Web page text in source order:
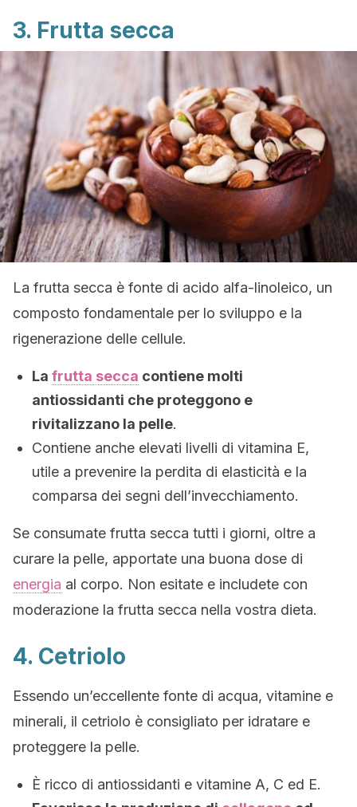
3. Frutta secca
La frutta secca è fonte di acido alfa-linoleico, un
composto fondamentale per lo sviluppo e la
rigenerazione delle cellule.
La frutta secca contiene molti
antiossidanti che proteggono e
rivitalizzano la pelle.
Contiene anche elevati livelli di vitamina E,
utile a prevenire la perdita di elasticità e la
comparsa dei segni dell’invecchiamento.
Se consumate frutta secca tutti i giorni, oltre a
curare la pelle, apportate una buona dose di
energia al corpo. Non esitate e includete con
moderazione la frutta secca nella vostra dieta.
4. Cetriolo
Essendo un’eccellente fonte di acqua, vitamine e
minerali, il cetriolo è consigliato per idratare e
proteggere la pelle.
È ricco di antiossidanti e vitamine A, C ed E.